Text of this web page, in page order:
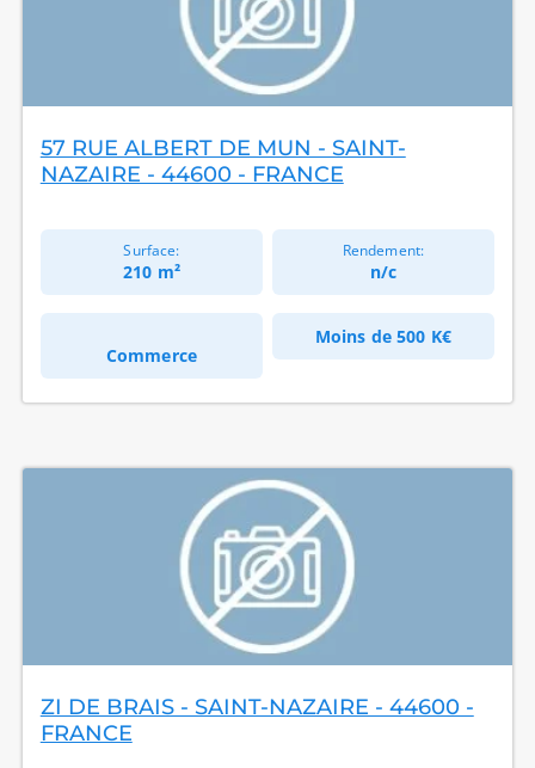
57 RUE ALBERT DE MUN - SAINT-
NAZAIRE - 44600 - FRANCE
Surface:
210 m²
Rendement:
n/c
Commerce
Moins de500 K€
ZI DE BRAIS - SAINT-NAZAIRE - 44600 -
FRANCE